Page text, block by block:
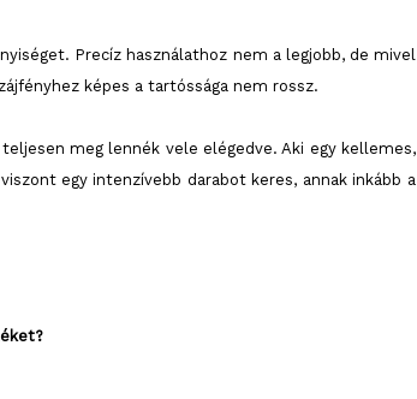
Precíz használathoz nem a legjobb, de mivel
képes a tartóssága nem rossz.
meg lennék vele elégedve. Aki egy kellemes,
egy intenzívebb darabot keres, annak inkább a